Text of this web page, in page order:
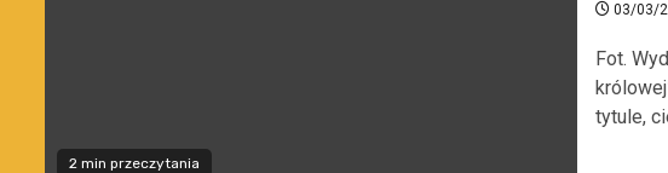
2 min przeczytania
03/03/
Fot.
tytule,